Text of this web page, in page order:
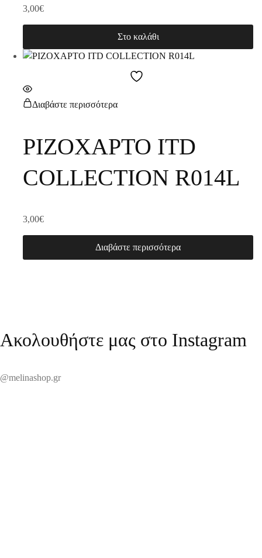
3,00€
Στο καλάθι
Διαβάστε περισσότερα
ΡΙΖΟΧΑΡΤΟ ITD
COLLECTION R014L
3,00€
Διαβάστε περισσότερα
Ακολουθήστε μας στο Instagram
@melinashop.gr